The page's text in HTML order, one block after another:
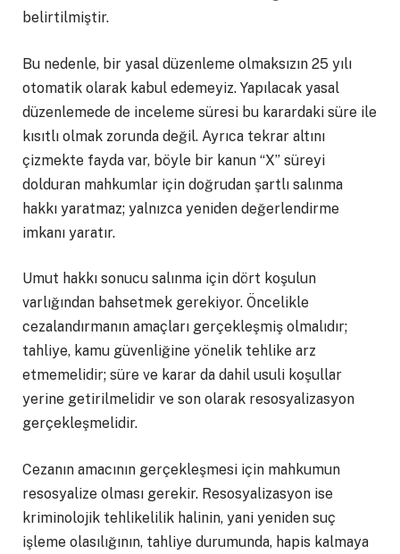
belirtilmiştir.
Bu nedenle, bir yasal düzenleme olmaksızın 25 yılı
otomatik olarak kabul edemeyiz. Yapılacak yasal
düzenlemede de inceleme süresi bu karardaki süre ile
kısıtlı olmak zorunda değil. Ayrıca tekrar altını
çizmekte fayda var, böyle bir kanun “X” süreyi
dolduran mahkumlar için doğrudan şartlı salınma
hakkı yaratmaz; yalnızca yeniden değerlendirme
imkanı yaratır.
Umut hakkı sonucu salınma için dört koşulun
varlığından bahsetmek gerekiyor. Öncelikle
cezalandırmanın amaçları gerçekleşmiş olmalıdır;
tahliye, kamu güvenliğine yönelik tehlike arz
etmemelidir; süre ve karar da dahil usuli koşullar
yerine getirilmelidir ve son olarak resosyalizasyon
gerçekleşmelidir.
Cezanın amacının gerçekleşmesi için mahkumun
resosyalize olması gerekir. Resosyalizasyon ise
kriminolojik tehlikelilik halinin, yani yeniden suç
işleme olasılığının, tahliye durumunda, hapis kalmaya